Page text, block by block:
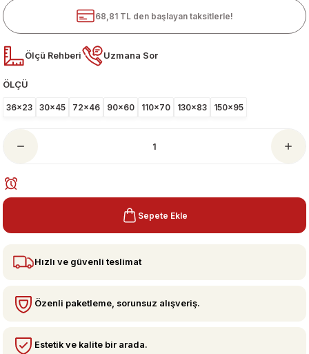
68,81 TL den başlayan taksitlerle!
Ölçü Rehberi Uzmana Sor
ÖLÇÜ
36x23 30x45 72x46 90x60 110x70 130x83 150x95
Sepete Ekle
Hızlı ve güvenli teslimat
Özenli paketleme, sorunsuz alışveriş.
Estetik ve kalite bir arada.